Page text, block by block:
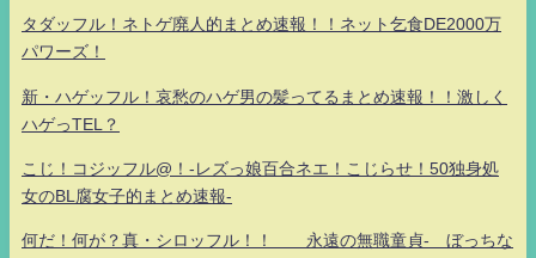
タダッフル！ネトゲ廃人的まとめ速報！！ネット乞食DE2000万
パワーズ！
新・ハゲッフル！哀愁のハゲ男の髪ってるまとめ速報！！激しく
ハゲっTEL？
こじ！コジッフル@！-レズっ娘百合ネエ！こじらせ！50独身処
女のBL腐女子的まとめ速報-
何だ！何が？真・シロッフル！！ 永遠の無職童貞- ぼっちな